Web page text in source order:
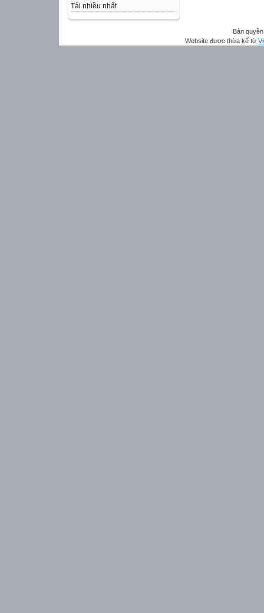
Tải nhiều nhất
Bản
Website được thừa kế từ